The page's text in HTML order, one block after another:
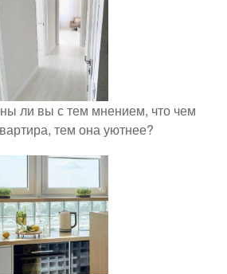
ли вы с тем мнением, что чем
тем она уютнее?